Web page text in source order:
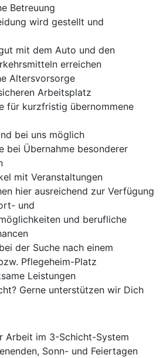
Betreuung
wird gestellt und
mit dem Auto und den
erreichen
Altersvorsorge
Arbeitsplatz
für kurzfristig übernommene
bei uns möglich
bei Übernahme besonderer
mit Veranstaltungen
hier ausreichend zur Verfügung
und
und berufliche
der Suche nach einem
Pflegeheim-Platz
Leistungen
Gerne unterstützen wir Dich
Arbeit im 3-Schicht-System
Sonn- und Feiertagen